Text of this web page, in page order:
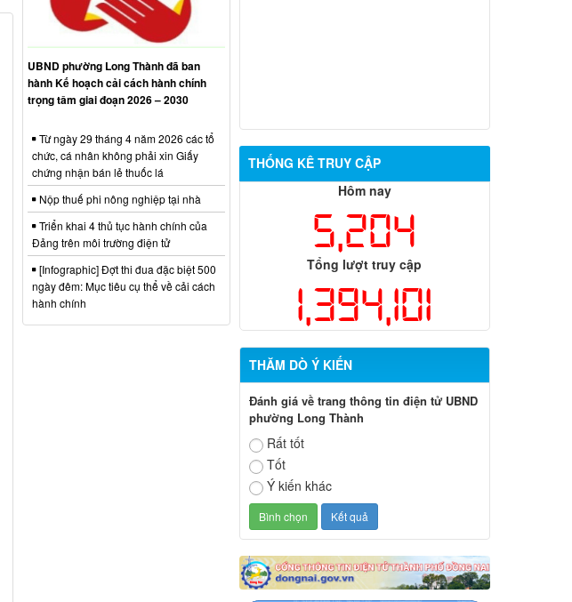
THỐNG KÊ TRUY CẬP
Hôm nay
5,204
Tổng lượt truy cập
1,394,101
THĂM DÒ Ý KIẾN
Đánh giá về trang thông tin điện tử UBND
phường Long Thành
Rất tốt
Tốt
Ý kiến khác
UBND phường Long Thành đã ban
hành Kế hoạch cải cách hành chính
trọng tâm giai đoạn 2026 – 2030
Từ ngày 29 tháng 4 năm 2026 các tổ
chức, cá nhân không phải xin Giấy
chứng nhận bán lẻ thuốc lá
Nộp thuế phi nông nghiệp tại nhà
Triển khai 4 thủ tục hành chính của
Đảng trên môi trường điện tử
[Infographic] Đợt thi đua đặc biệt 500
ngày đêm: Mục tiêu cụ thể về cải cách
hành chính